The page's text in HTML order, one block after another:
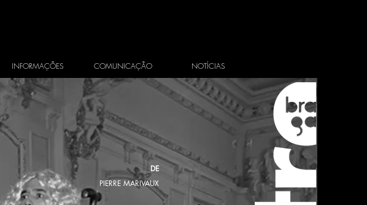
INFORMAÇÕES COMUNICAÇÃO NOTÍCIAS
DE
PIERRE MARIVAUX